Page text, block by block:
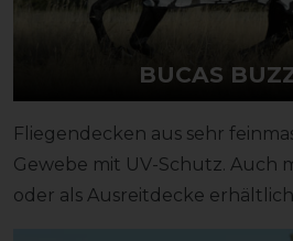
BUCAS
Fliegendecken aus sehr
Gewebe mit UV-Schutz. Auch
oder als Ausreitdecke